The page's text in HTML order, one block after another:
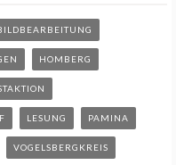
HOMBERG
LESUNG PAMINA
VOGELSBERGKREIS